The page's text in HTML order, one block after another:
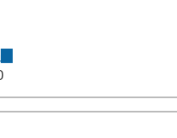
is
external)